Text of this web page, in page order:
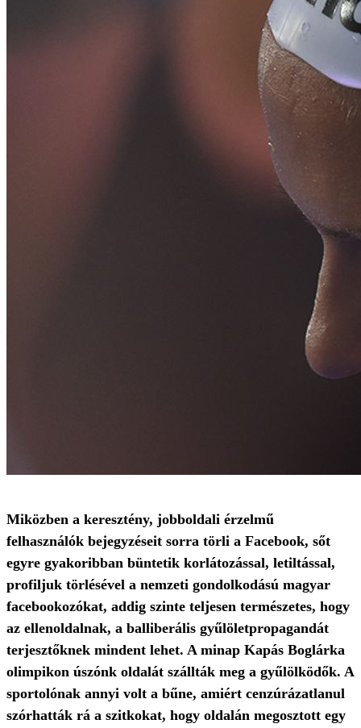
Miközben a keresztény, jobboldali érzelmű
felhasználók bejegyzéseit sorra törli a Facebook, sőt
egyre gyakoribban büntetik korlátozással, letiltással,
profiljuk törlésével a nemzeti gondolkodású magyar
facebookozókat, addig szinte teljesen természetes, hogy
az ellenoldalnak, a balliberális gyűlöletpropagandát
terjesztőknek mindent lehet. A minap Kapás Boglárka
olimpikon úszónk oldalát szállták meg a gyűlölködők. A
sportolónak annyi volt a bűne, amiért cenzúrázatlanul
szórhatták rá a szitkokat, hogy oldalán megosztott egy